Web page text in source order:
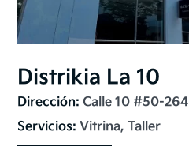
Distrikia La 10
Dirección: Calle 10 #50-264
Servicios: Vitrina, Taller